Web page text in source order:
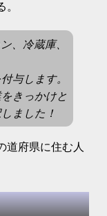
、冷蔵庫、
与します。
きっかけと
ました！
道府県に住む人